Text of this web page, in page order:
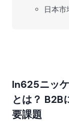
日本
In625ニッ
とは？ B2B
要課題